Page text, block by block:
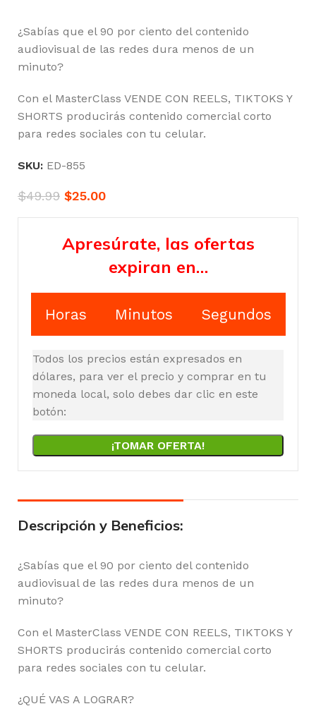
¿Sabías que el 90 por ciento del contenido
audiovisual de las redes dura menos de un
minuto?
Con el MasterClass VENDE CON REELS, TIKTOKS Y
SHORTS producirás contenido comercial corto
para redes sociales con tu celular.
SKU: ED-855
$49.99 $25.00
Apresúrate, las ofertas
expiran en…
Horas Minutos Segundos
Todos los precios están expresados en
dólares, para ver el precio y comprar en tu
moneda local, solo debes dar clic en este
botón:
¡TOMAR OFERTA!
Descripción y Beneficios:
¿Sabías que el 90 por ciento del contenido
audiovisual de las redes dura menos de un
minuto?
Con el MasterClass VENDE CON REELS, TIKTOKS Y
SHORTS producirás contenido comercial corto
para redes sociales con tu celular.
¿QUÉ VAS A LOGRAR?